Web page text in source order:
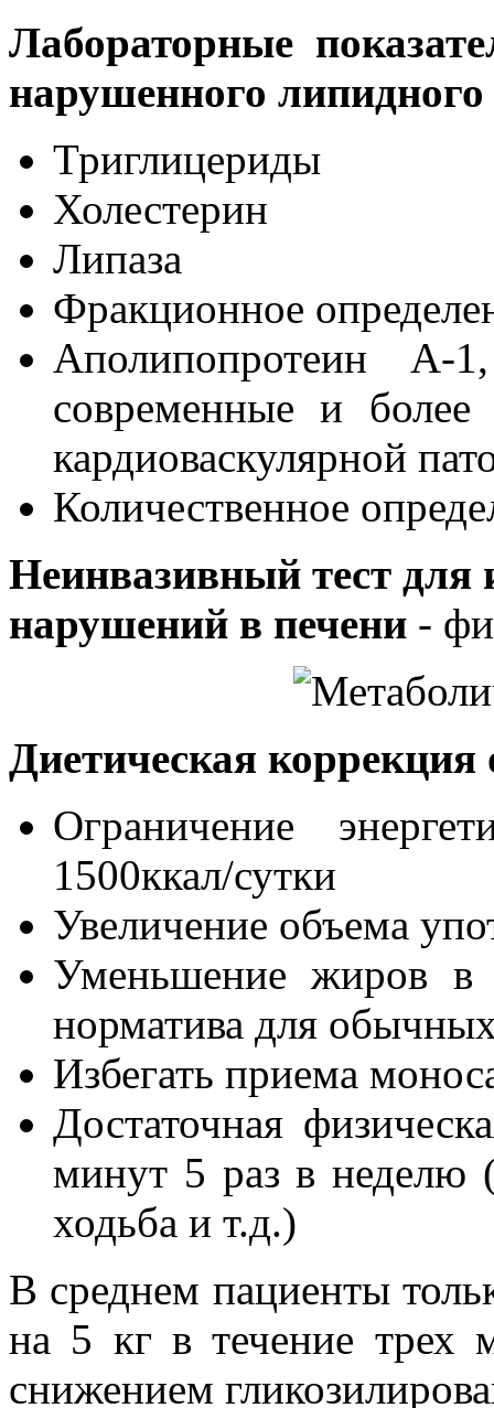
Лабораторные
нарушенного
Триглицериды
Холестерин
Липаза
Фракционное
Аполипопротеин
современные и более
кардиоваскулярной
Количественное
Неинвазивный тест для
нарушений в печени -
Диетическая
Ограничение
1500ккал/сутки
Увеличение объема
Уменьшение жиров в
норматива для
Избегать приема
Достаточная
минут 5 раз в неделю
ходьба и т.д.)
В среднем пациенты
на 5 кг в течение трех
снижением